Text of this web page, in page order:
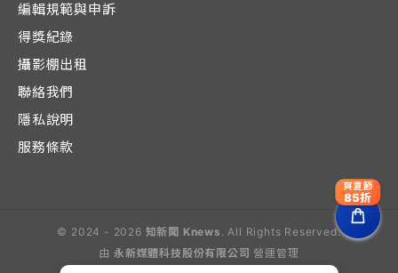
編輯規範與申訴
得獎紀錄
攝影棚出租
聯絡我們
隱私說明
服務條款
© 2024 - 2026 知新聞 Knews . All Rights Reserved.
由 永新媒體科技股份有限公司 營運管理
爽夏節
85折